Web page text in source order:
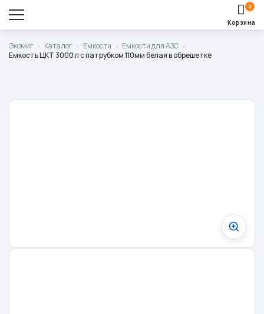
Оставить заявку
Корзина
0
Корзина пуста.
Экомиг » Каталог » Емкости » Емкости для АЗС »
Емкость ЦКТ 3000 л с патрубком 110мм белая в обрешетке